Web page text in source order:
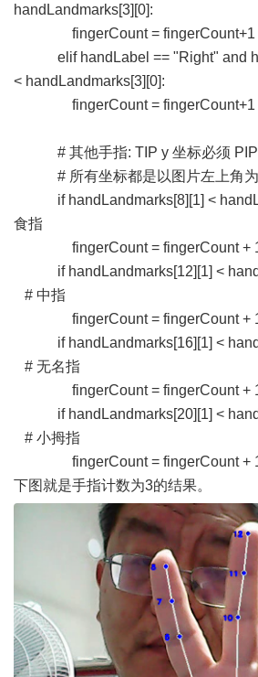
handLandmarks[3][0]:
fingerCount = fingerCount+1
elif handLabel == "Right" and
< handLandmarks[3][0]:
fingerCount = fingerCount+1
# 其他手指: TIP y 坐标必须 PIP
# 所有坐标都是以图片左上角为
if handLandmarks[8][1] <
食指
fingerCount = fingerCount +
if handLandmarks[12][1] <
# 中指
fingerCount = fingerCount +
if handLandmarks[16][1] <
# 无名指
fingerCount = fingerCount +
if handLandmarks[20][1] <
# 小拇指
fingerCount = fingerCount +
下图就是手指计数为3的结果。